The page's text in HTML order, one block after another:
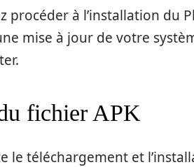
procéder à l’installation du
mise à jour de votre
fichier APK
le téléchargement et